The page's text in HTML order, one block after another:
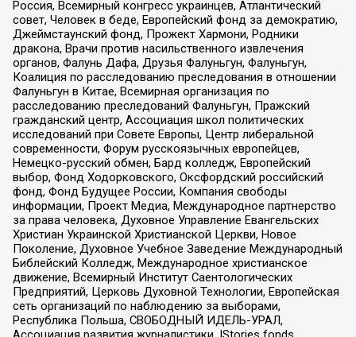
Россия, Всемирный конгресс украинцев, Атлантический
совет, Человек в беде, Европейский фонд за демократию,
Джеймстаунский фонд, Прожект Хармони, Родники
дракона, Врачи против насильственного извлечения
органов, Фалунь Дафа, Друзья Фалуньгун, Фалуньгун,
Коалиция по расследованию преследования в отношении
Фалуньгун в Китае, Всемирная организация по
расследованию преследований Фалуньгун, Пражский
гражданский центр, Ассоциация школ политических
исследований при Совете Европы, Центр либеральной
современности, Форум русскоязычных европейцев,
Немецко-русский обмен, Бард колледж, Европейский
выбор, Фонд Ходорковского, Оксфордский российский
фонд, Фонд Будущее России, Компания свободы
информации, Проект Медиа, Международное партнерство
за права человека, Духовное Управление Евангельских
Христиан Украинской Христианской Церкви, Новое
Поколение, Духовное Учебное Заведение Международный
Библейский Колледж, Международное христианское
движение, Всемирный Институт Саентологических
Предприятий, Церковь Духовной Технологии, Европейская
сеть организаций по наблюдению за выборами,
Республика Польша, СВОБОДНЫЙ ИДЕЛЬ-УРАЛ,